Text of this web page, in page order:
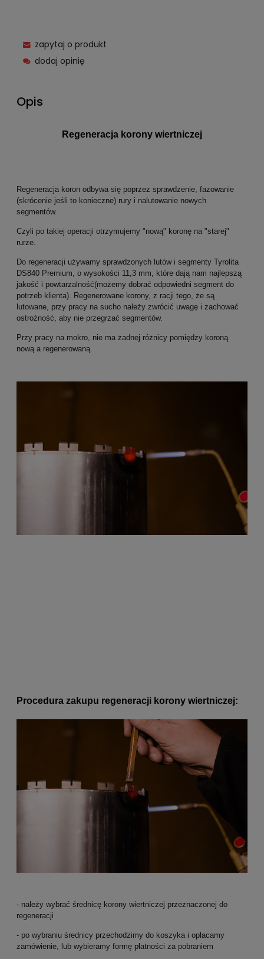
zapytaj o produkt
dodaj opinię
Opis
Regeneracja korony wiertniczej
Regeneracja koron odbywa się poprzez sprawdzenie, fazowanie
(skrócenie jeśli to konieczne) rury i nalutowanie nowych
segmentów.
Czyli po takiej operacji otrzymujemy "nową" koronę na "starej"
rurze.
Do regeneracji używamy sprawdzonych lutów i segmenty Tyrolita
DS840 Premium, o wysokości 11,3 mm, które dają nam najlepszą
jakość i powtarzalność(możemy dobrać odpowiedni segment do
potrzeb klienta). Regenerowane korony, z racji tego, że są
lutowane, przy pracy na sucho należy zwrócić uwagę i zachować
ostrożność, aby nie przegrzać segmentów.
Przy pracy na mokro, nie ma żadnej różnicy pomiędzy koroną
nową a regenerowaną.
Procedura zakupu regeneracji korony wiertniczej:
- należy wybrać średnicę korony wiertniczej przeznaczonej do
regeneracji
- po wybraniu średnicy przechodzimy do koszyka i opłacamy
zamówienie, lub wybieramy formę płatności za pobraniem